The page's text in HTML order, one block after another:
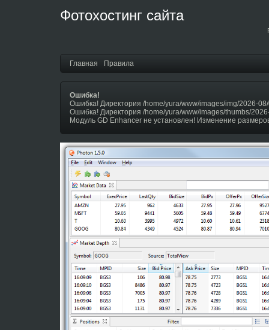
Фотохостинг сайта
Главная Правила
Ошибка!
Ошибка! Директория /home/yura/www/images/img/2026-
Ошибка! Директория /home/yura/www/images/thumbs/
Модуль GD Enhancer не установлен! Изменение